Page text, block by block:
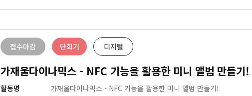
접수마감 단회기 디지털
가재울다이나믹스 - NFC 기능을 활용한 미니 앨범 만들기!
활동명
가재울다이나믹스 - NFC 기능을 활용한 미니 앨범 만들기!